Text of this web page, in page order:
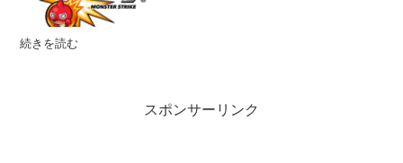
続きを読む
スポンサーリンク